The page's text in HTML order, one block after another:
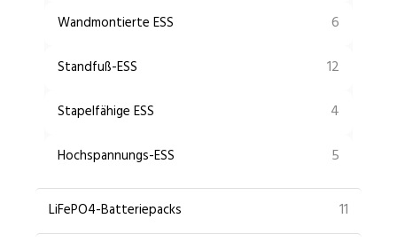
Wandmontierte ESS 6
Standfuß-ESS 12
Stapelfähige ESS 4
Hochspannungs-ESS 5
LiFePO4-Batteriepacks 11